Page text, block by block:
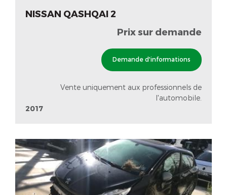
NISSAN QASHQAI 2
Prix sur demande
Demande d'informations
Vente uniquement aux professionnels de
l'automobile.
2017